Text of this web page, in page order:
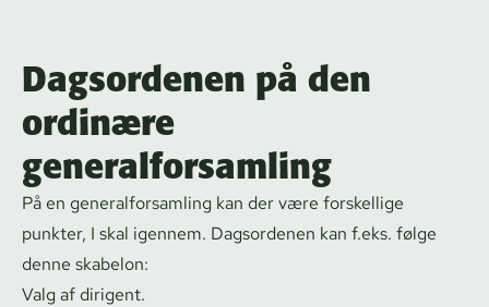
Dagsordenen på den
ordinære
generalforsamling
På en ge­ne­ral­for­sam­ling kan der være forskellige
punkter, I skal igennem. Dagsordenen kan f.eks. følge
denne skabelon:
Valg af dirigent.